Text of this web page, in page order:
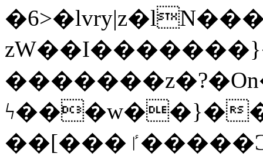
ϟ���w��}�
��[���ٵ�����Ͻ���������x�ս��Apq�����޻�V����O�cp����ٝy{����:�k�ןNݯOOCyx6���&���?